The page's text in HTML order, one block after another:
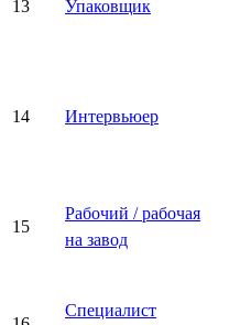
13 Упаковщик
14 Интервьюер
15
Рабочий / рабочая
на завод
Специалист